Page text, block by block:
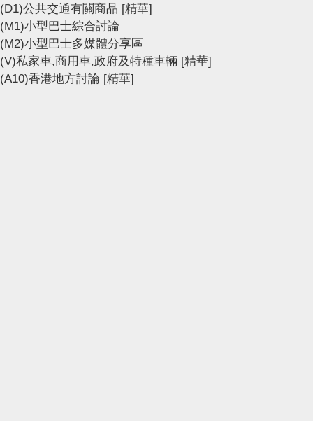
(D1)公共交通有關商品 [精華]
(M1)小型巴士綜合討論
(M2)小型巴士多媒體分享區
(V)私家車,商用車,政府及特種車輛 [精華]
(A10)香港地方討論 [精華]